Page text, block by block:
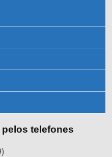
telefones